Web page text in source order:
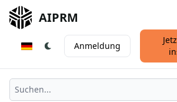
AIPRM
Anmeldung